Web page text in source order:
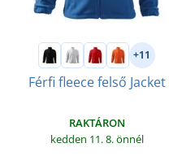
+11
Férfi fleece felső Jacket
RAKTÁRON
kedden 11. 8.önnél